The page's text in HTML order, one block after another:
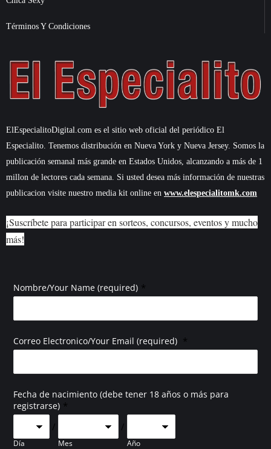
Términos Y Condiciones
ElEspecialitoDigital.com es el sitio web oficial del periódico El
Especialito. Tenemos distribución en Nueva York y Nueva Jersey. Somos la
publicación semanal más grande en Estados Unidos, alcanzando a más de 1
millon de lectores cada semana. Si usted desea más información de nuestras
publicacion visite nuestro media kit online en www.elespecialitomk.com
¡Suscríbete para participar en sorteos, concursos, eventos y mucho
más!
Nombre/Your Name (required) *
Correo Electronico/Your Email (required) *
Fecha de nacimiento (debe tener 18 años o más para
registrarse) *
Día
/
Mes
/
Año